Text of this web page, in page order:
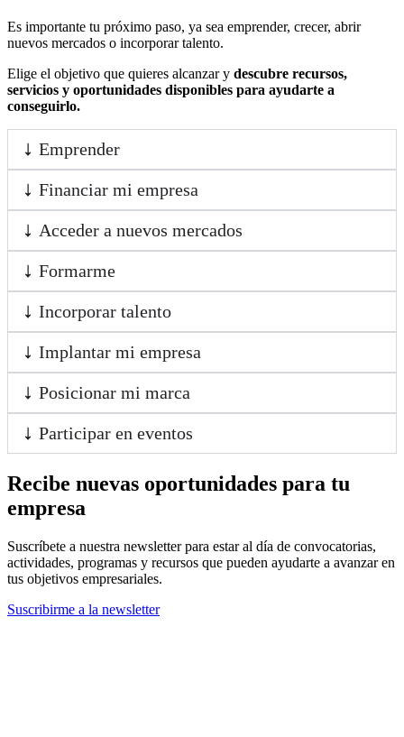
Es importante tu próximo paso, ya sea emprender, crecer, abrir
nuevos mercados o incorporar talento.
Elige el objetivo que quieres alcanzar y descubre recursos,
servicios y oportunidades disponibles para ayudarte a
conseguirlo.
Emprender
Financiar mi empresa
Acceder a nuevos mercados
Formarme
Incorporar talento
Implantar mi empresa
Posicionar mi marca
Participar en eventos
Recibe nuevas oportunidades para tu
empresa
Suscríbete a nuestra newsletter para estar al día de convocatorias,
actividades, programas y recursos que pueden ayudarte a avanzar en
tus objetivos empresariales.
Suscribirme a la newsletter